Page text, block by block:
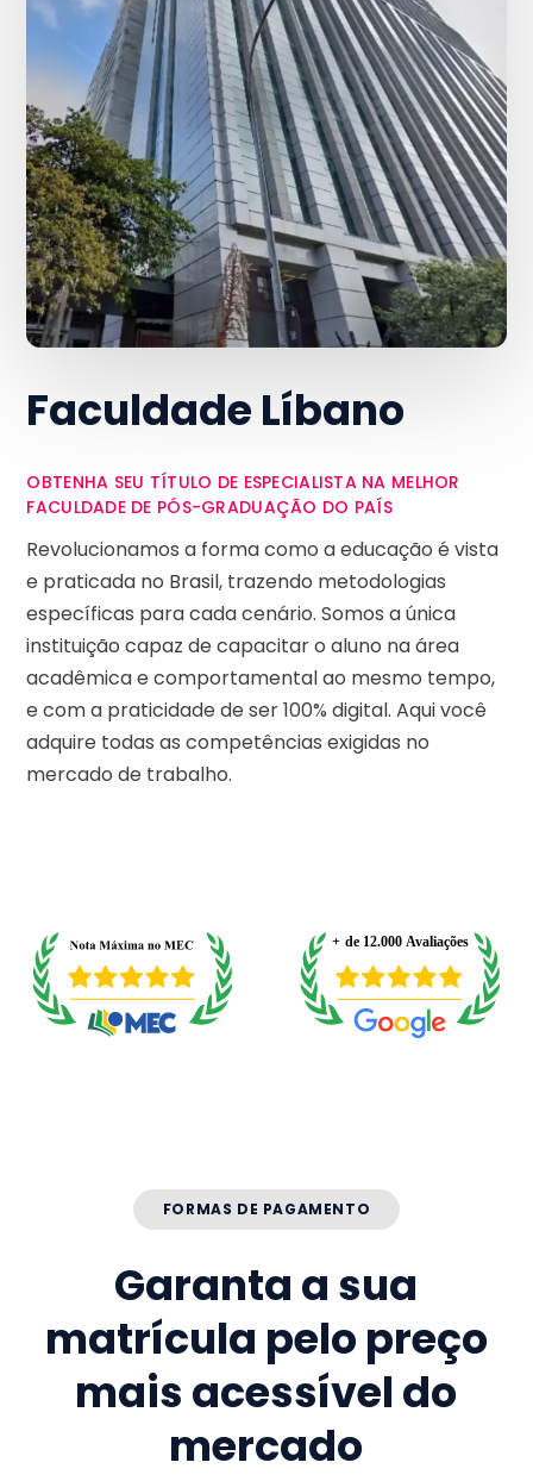
Faculdade Líbano
OBTENHA SEU TÍTULO DE ESPECIALISTA NA MELHOR
FACULDADE DE PÓS-GRADUAÇÃO DO PAÍS
Revolucionamos a forma como a educação é vista
e praticada no Brasil, trazendo metodologias
específicas para cada cenário. Somos a única
instituição capaz de capacitar o aluno na área
acadêmica e comportamental ao mesmo tempo,
e com a praticidade de ser 100% digital. Aqui você
adquire todas as competências exigidas no
mercado de trabalho.
FORMAS DE PAGAMENTO
Garanta a sua
matrícula pelo preço
mais acessível do
mercado